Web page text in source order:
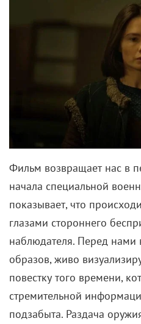
Фильм возвращает нас в
начала специальной
показывает, что
глазами стороннего
наблюдателя. Перед нами
образов, живо
повестку того времени,
стремительной
подзабыта. Раздача